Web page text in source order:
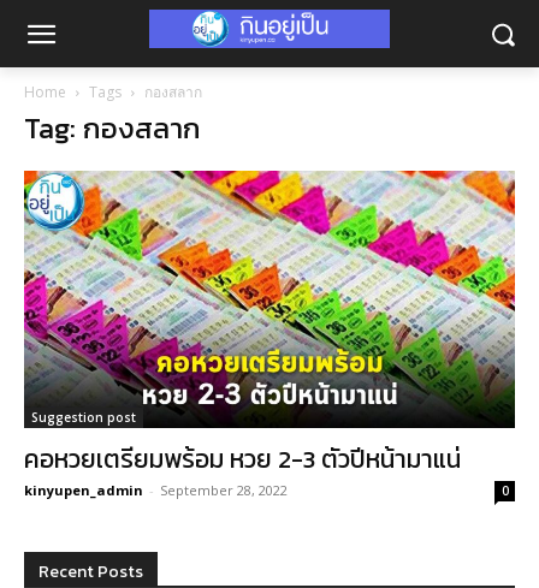
Home Tags กองสลาก
Tag: กองสลาก
Suggestion post
คอหวยเตรียมพร้อม หวย 2-3 ตัวปีหน้ามาแน่
kinyupen_admin - September 28, 2022 0
Recent Posts